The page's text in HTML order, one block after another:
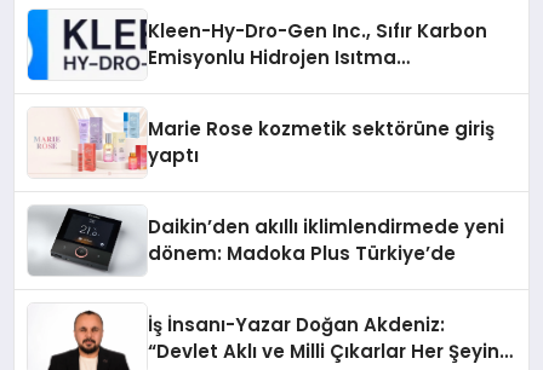
Kleen-Hy-Dro-Gen Inc., Sıfır Karbon
Emisyonlu Hidrojen Isıtma
Marie Rose kozmetik sektörüne giriş
yaptı
Daikin’den akıllı iklimlendirmede yeni
dönem: Madoka Plus Türkiye’de
İş İnsanı-Yazar Doğan Akdeniz:
“Devlet Aklı ve Milli Çıkarlar Her Şeyin